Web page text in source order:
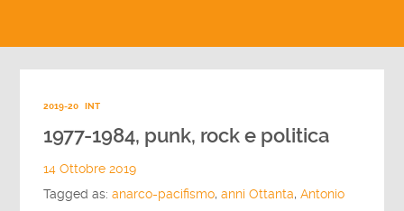
2019-20 INT
1977-1984, punk, rock e politica
14 Ottobre 2019
Tagged as:anarco-pacifismo,anni Ottanta,Antonio